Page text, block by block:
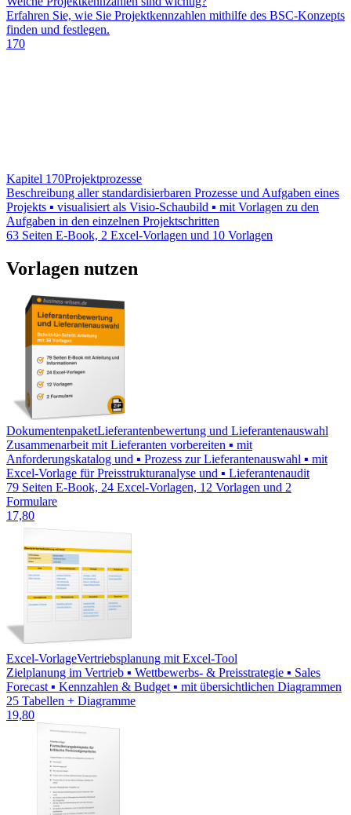
Erfahren Sie, wie Sie Projektkennzahlen mithilfe des BSC-Konzepts
finden und festlegen.
170
Kapitel 170Projektprozesse
Beschreibung aller standardisierbaren Prozesse und Aufgaben eines
Projekts ▪ visualisiert als Visio-Schaubild ▪ mit Vorlagen zu den
Aufgaben in den einzelnen Projektschritten
63 Seiten E-Book, 2 Excel-Vorlagen und 10 Vorlagen
Vorlagen nutzen
DokumentenpaketLieferantenbewertung und Lieferantenauswahl
Zusammenarbeit mit Lieferanten vorbereiten ▪ mit
Anforderungskatalog und ▪ Prozess zur Lieferantenauswahl ▪ mit
Excel-Vorlage für Preisstrukturanalyse und ▪ Lieferantenaudit
79 Seiten E-Book, 24 Excel-Vorlagen, 12 Vorlagen und 2
Formulare
17,80
Excel-VorlageVertriebsplanung mit Excel-Tool
Zielplanung im Vertrieb ▪ Wettbewerbs- & Preisstrategie ▪ Sales
Forecast ▪ Kennzahlen & Budget ▪ mit übersichtlichen Diagrammen
25 Tabellen + Diagramme
19,80